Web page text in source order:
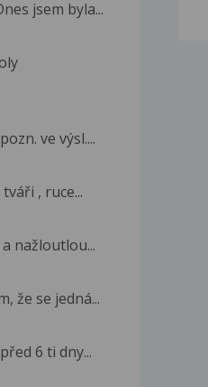
jsem byla...
ve výsl....
, ruce...
nažloutlou...
že se jedná...
6 ti dny...